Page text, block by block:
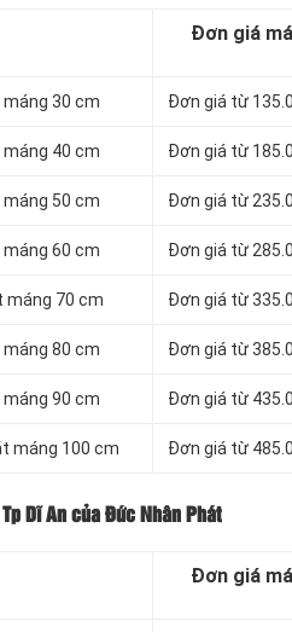
Đơn giá
30 cm Đơn giá từ
40 cm Đơn giá từ
50 cm Đơn giá từ
60 cm Đơn giá từ
máng 70 cm Đơn giá từ
80 cm Đơn giá từ
90 cm Đơn giá từ
máng 100 cm Đơn giá từ
Dĩ An của Đức Nhân Phát
Đơn giá